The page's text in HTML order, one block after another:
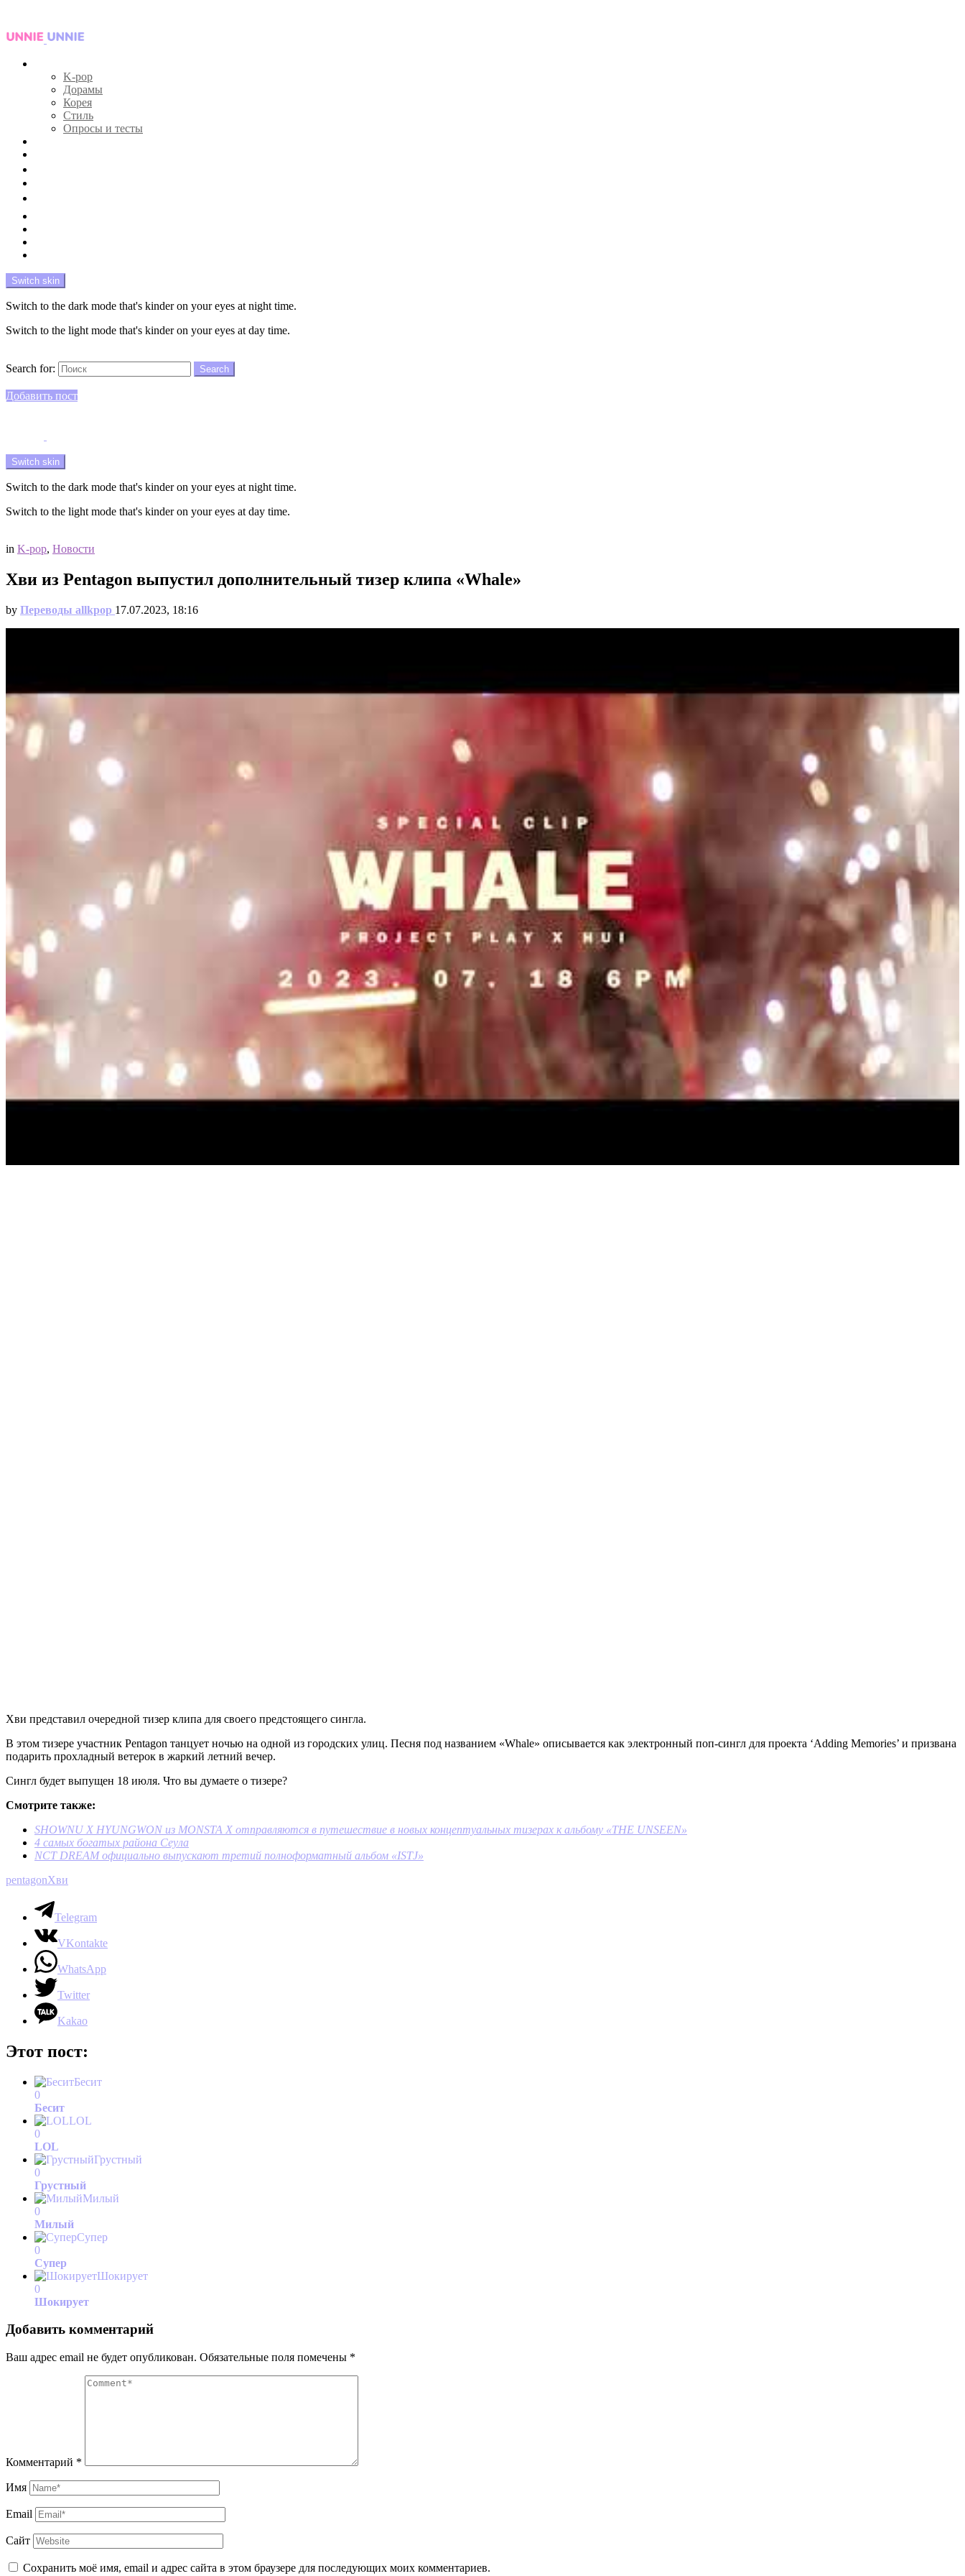
K-pop
Дорамы
Корея
Стиль
Опросы и тесты
Switch skin
Switch to the dark mode that's kinder on your eyes at night time.
Switch to the light mode that's kinder on your eyes at day time.
Search for:
Search
Добавить пост
Switch skin
Switch to the dark mode that's kinder on your eyes at night time.
Switch to the light mode that's kinder on your eyes at day time.
in K-pop, Новости
Хви из Pentagon выпустил дополнительный тизер клипа «Whale»
by Переводы allkpop 17.07.2023, 18:16
Хви представил очередной тизер клипа для своего предстоящего сингла.
В этом тизере участник Pentagon танцует ночью на одной из городских улиц. Песня под названием «Whale» описывается как электронный поп-сингл для проекта ‘Adding Memories’ и призвана
подарить прохладный ветерок в жаркий летний вечер.
Сингл будет выпущен 18 июля. Что вы думаете о тизере?
Смотрите также:
SHOWNU X HYUNGWON из MONSTA X отправляются в путешествие в новых концептуальных тизерах к альбому «THE UNSEEN»
4 самых богатых района Сеула
NCT DREAM официально выпускают третий полноформатный альбом «ISTJ»
pentagonХви
Telegram
VKontakte
WhatsApp
Twitter
Kakao
Этот пост:
Бесит
0
Бесит
LOL
0
LOL
Грустный
0
Грустный
Милый
0
Милый
Супер
0
Супер
Шокирует
0
Шокирует
Добавить комментарий
Ваш адрес email не будет опубликован. Обязательные поля помечены *
Комментарий *
Имя
Email
Сайт
Сохранить моё имя, email и адрес сайта в этом браузере для последующих моих комментариев.